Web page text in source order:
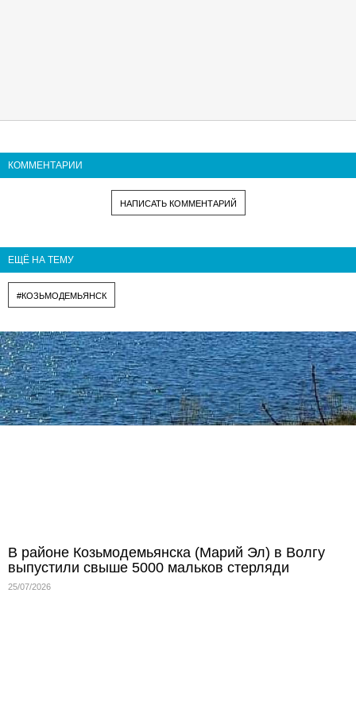
КОММЕНТАРИИ
НАПИСАТЬ КОММЕНТАРИЙ
ЕЩЁ НА ТЕМУ
#КОЗЬМОДЕМЬЯНСК
В районе Козьмодемьянска (Марий Эл) в Волгу
выпустили свыше 5000 мальков стерляди
25/07/2026